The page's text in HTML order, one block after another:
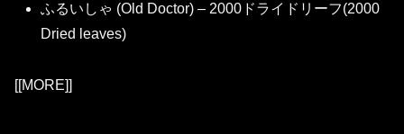
ふるいしゃ (Old Doctor) – 2000ドライドリーフ(2000
Dried leaves)
[[MORE]]